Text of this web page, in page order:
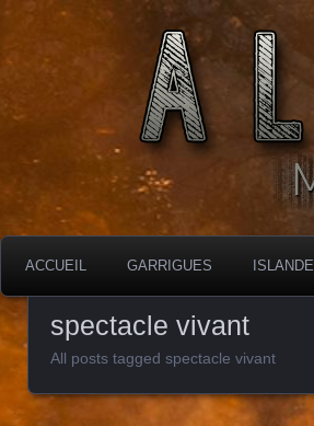
ALTIMARA
MES CHARBONNIÈRES
ACCUEIL GARRIGUES ISLANDE
spectacle vivant
All posts tagged spectacle vivant